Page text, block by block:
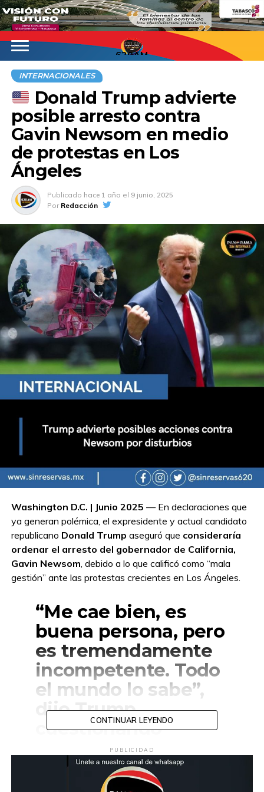
620AM
INTERNACIONALES
Donald Trump advierte
posible arresto contra
Gavin Newsom en medio
de protestas en Los
Ángeles
Publicado hace 1 año el 9 junio, 2025
Por Redacción
Washington D.C. | Junio 2025 — En declaraciones que
ya generan polémica, el expresidente y actual candidato
republicano Donald Trump aseguró que consideraría
ordenar el arresto del gobernador de California,
Gavin Newsom, debido a lo que calificó como “mala
gestión” ante las protestas crecientes en Los Ángeles.
“Me cae bien, es
buena persona, pero
es tremendamente
incompetente. Todo
el mundo lo sabe”,
dijo Trump,
cuestionando
duramente el control
del orden público en
la entidad.
CONTINUAR LEYENDO
PUBLICIDAD